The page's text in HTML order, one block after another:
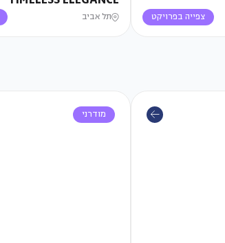
צפייה בפרויקט תל אביב
מודרני